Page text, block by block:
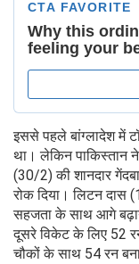
इससे पहले बांग्लादेश में
था। लेकिन पाकिस्तान
(30/2) की शानदार
रोक दिया। लिटन दास
सहजता के साथ आगे
दूसरे विकेट के लिए 52
चौकों के साथ 54 रन